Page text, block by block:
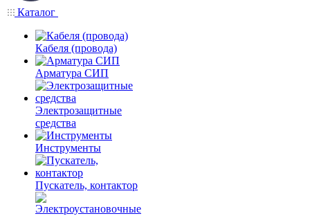
Каталог
Кабеля (провода)
Арматура СИП
Электрозащитные
средства
Инструменты
Пускатель, контактор